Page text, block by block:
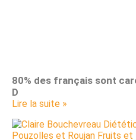
80% des français sont
D
Lire la suite »